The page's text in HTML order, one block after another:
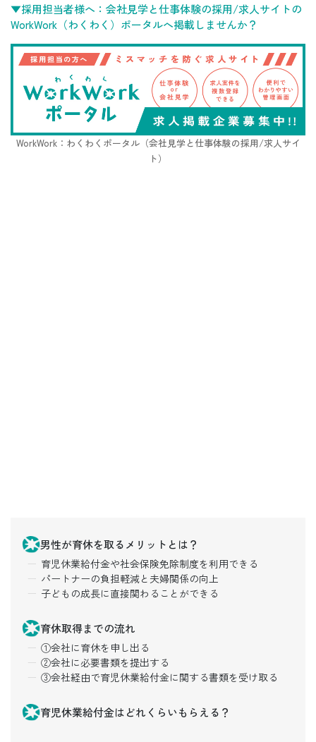
▼採用担当者様へ：会社見学と仕事体験の採用/求人サイトの
WorkWork（わくわく）ポータルへ掲載しませんか？
WorkWork：わくわくポータル（会社見学と仕事体験の採用/求人サイ
ト）
男性が育休を取るメリットとは？
育児休業給付金や社会保険免除制度を利用できる
パートナーの負担軽減と夫婦関係の向上
子どもの成長に直接関わることができる
育休取得までの流れ
①会社に育休を申し出る
②会社に必要書類を提出する
③会社経由で育児休業給付金に関する書類を受け取る
育児休業給付金はどれくらいもらえる？